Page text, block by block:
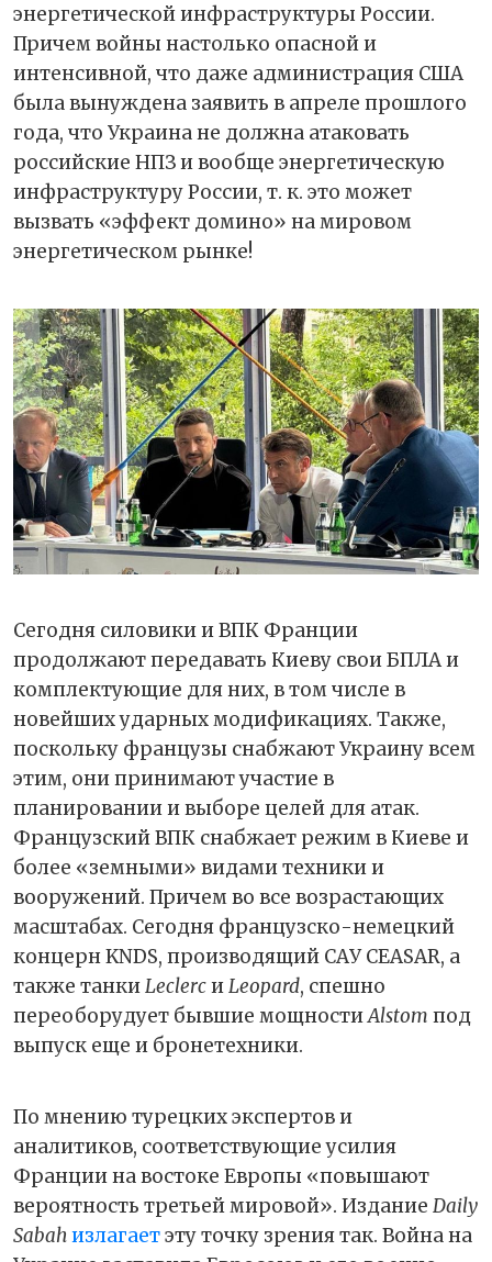
энергетической инфраструктуры России.
Причем войны настолько опасной и
интенсивной, что даже администрация США
была вынуждена заявить в апреле прошлого
года, что Украина не должна атаковать
российские НПЗ и вообще энергетическую
инфраструктуру России, т. к. это может
вызвать «эффект домино» на мировом
энергетическом рынке!
Сегодня силовики и ВПК Франции
продолжают передавать Киеву свои БПЛА и
комплектующие для них, в том числе в
новейших ударных модификациях. Также,
поскольку французы снабжают Украину всем
этим, они принимают участие в
планировании и выборе целей для атак.
Французский ВПК снабжает режим в Киеве и
более «земными» видами техники и
вооружений. Причем во все возрастающих
масштабах. Сегодня французско-немецкий
концерн KNDS, производящий САУ CEASAR, а
также танкиLeclercиLeopard, спешно
переоборудует бывшие мощностиAlstom под
выпуск еще и бронетехники.
По мнению турецких экспертов и
аналитиков, соответствующие усилия
Франции на востоке Европы «повышают
вероятность третьей мировой». Издание Daily
Sabahизлагаетэту точку зрения так. Война на